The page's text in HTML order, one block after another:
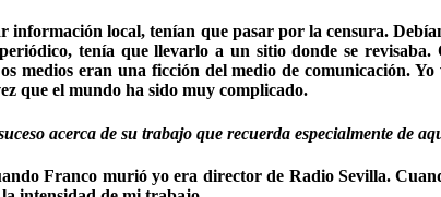
información local, tenían que pasar por la censura.
tenía que llevarlo a un sitio donde se
medios eran una ficción del medio de comunicación.
que el mundo ha sido muy complicado.
acerca de su trabajo que recuerda especialmente de
Franco murió yo era director de Radio Sevilla.